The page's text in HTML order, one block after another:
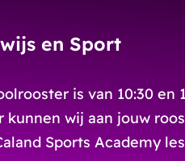
en Sport
is van 10:30 en
kunnen wij aan jouw
Sports Academy